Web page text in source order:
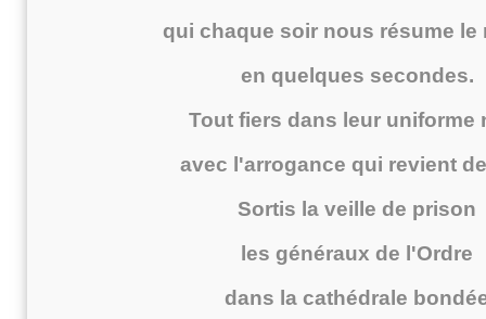
qui chaque soir nous résume le
en quelques secondes.
Tout fiers dans leur uniforme
avec l'arrogance qui revient
Sortis la veille de prison
les généraux de l'Ordre
dans la cathédrale